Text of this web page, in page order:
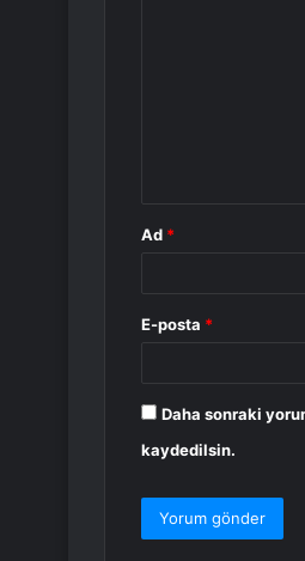
Ad *
E-posta *
Daha sonraki
kaydedilsin.